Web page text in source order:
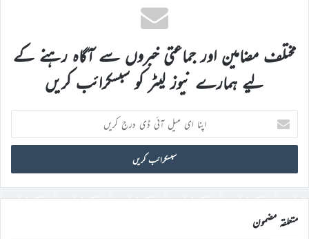
مختلف مضامین اور جماعتی خبروں سے آگاہ رہنے کے
لیے ہمارے نیوز لیٹر کو سبسکرائب کریں
اپنا
ای
میل
ڈی
درج
کریں
متعلقہ مضمون